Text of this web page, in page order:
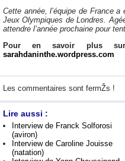
Cette année, l’équipe de France
Jeux Olympiques de Londres.
attendre l’année prochaine pour
Pour en savoir plus
sarahdaninthe.wordpress.com
Les commentaires sont fermŽs !
Lire aussi :
Interview de Franck Solforosi
(aviron)
Interview de Caroline Jouisse
(natation)